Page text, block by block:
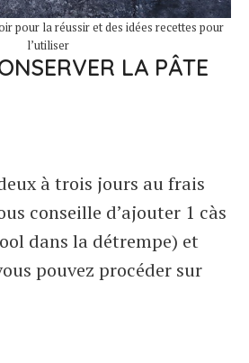
pour la réussir et des idées recettes pour
l’utiliser
LA PÂTE
à trois jours au frais
conseille d’ajouter 1 càs
dans la détrempe) et
pouvez procéder sur